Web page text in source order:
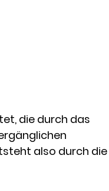
die durch das
also durch die